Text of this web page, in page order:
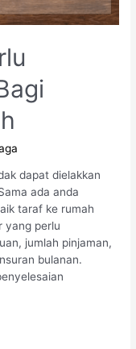
dapat dielakkan
ada anda
taraf ke rumah
yang perlu
jumlah pinjaman,
bulanan.